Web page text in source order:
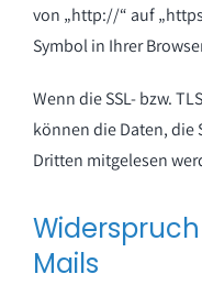
von „http://“ auf
Symbol in Ihrer
Wenn die SSL- bzw.
können die Daten, die
Dritten mitgelesen
Mails